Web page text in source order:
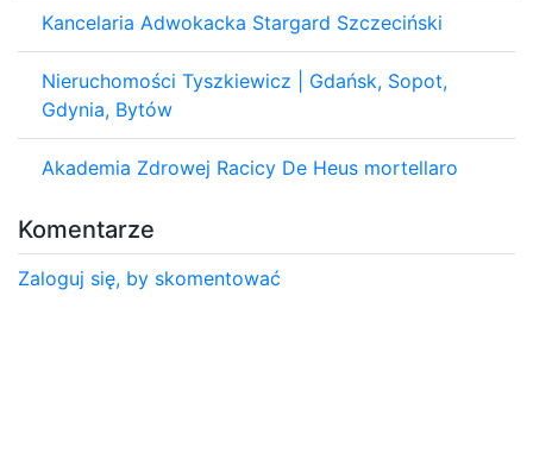
Kancelaria Adwokacka Stargard Szczeciński
Nieruchomości Tyszkiewicz | Gdańsk, Sopot,
Gdynia, Bytów
Akademia Zdrowej Racicy De Heus mortellaro
Komentarze
Zaloguj się, by skomentować